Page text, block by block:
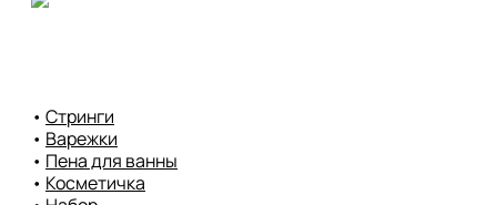
• Стринги
• Варежки
• Пена для ванны
• Косметичка